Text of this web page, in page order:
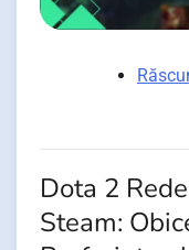
Dota 2
Steam: